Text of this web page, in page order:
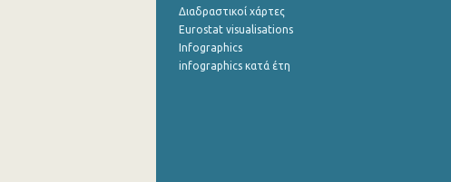
Διαδραστικοί χάρτες
Eurostat visualisations
Infographics
infographics κατά έτη